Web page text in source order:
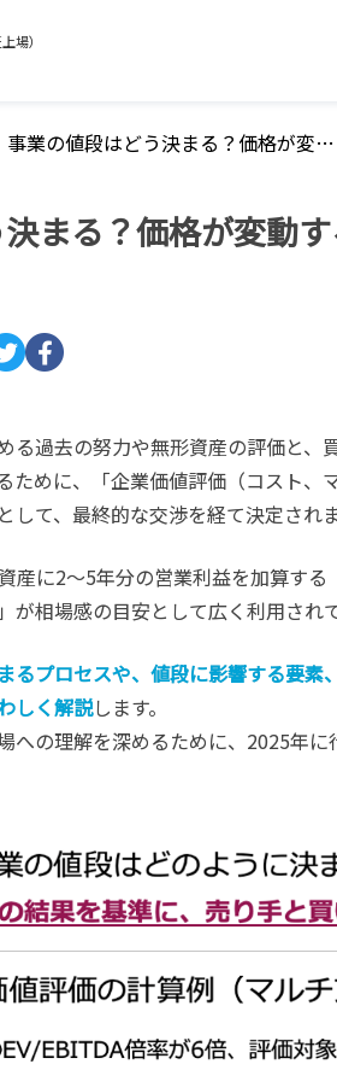
場）
事業の値段はどう決まる？価格が変動する要因とM&A事例【2026年版】
まる？価格が変動
る過去の努力や無形資産の評価と、
ために、「企業価値評価（コスト、
て、最終的な交渉を経て決定されま
産に2〜5年分の営業利益を加算す
が相場感の目安として広く利用されて
るプロセスや、値段に影響する要素
しく解説します。
への理解を深めるために、2025年